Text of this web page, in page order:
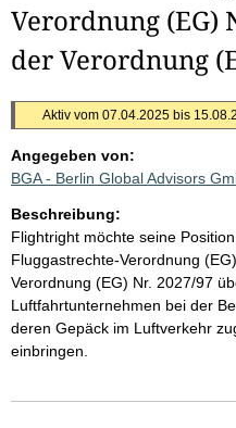
Verordnung (EG)
der Verordnung
Aktiv vom 07.04.2025 bis
Angegeben von:
BGA - Berlin Global Advisors
Beschreibung:
Flightright möchte seine
Fluggastrechte-Verordnung
Verordnung (EG) Nr. 2027/97
Luftfahrtunternehmen bei der
deren Gepäck im Luftverkehr
einbringen.